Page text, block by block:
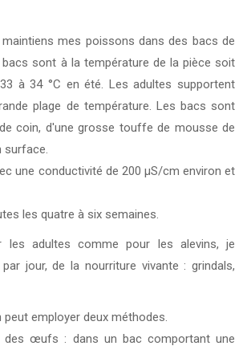
mes poissons dans des bacs de
sont à la température de la pièce soit
à 34 °C en été. Les adultes supportent
plage de température. Les bacs sont
coin, d'une grosse touffe de mousse de
surface.
une conductivité de 200 µS/cm environ et
les quatre à six semaines.
les adultes comme pour les alevins, je
jour, de la nourriture vivante : grindals,
peut employer deux méthodes.
des œufs : dans un bac comportant une